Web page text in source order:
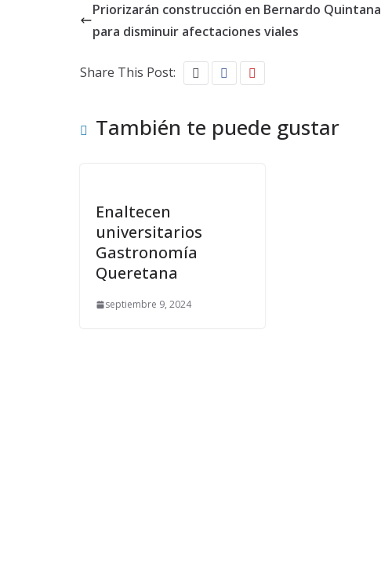
Priorizarán construcción en Bernardo Quintana
para disminuir afectaciones viales
Share This Post:
También te puede gustar
Enaltecen
universitarios
Gastronomía
Queretana
septiembre 9, 2024